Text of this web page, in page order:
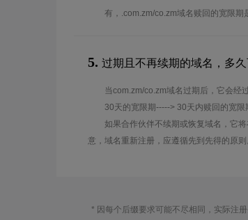
有，.com.zm/co.zm域名赎回的宽限期
5. 过期且不再续期的域名，多
当com.zm/co.zm域名过期后，它会经
30天的宽限期-----> 30天内赎回的宽
如果合作伙伴不续期或恢复域名，它
意，域名重新注册，应遵循先到先得的原则
* 因每个后缀要求可能不尽相同，实际注